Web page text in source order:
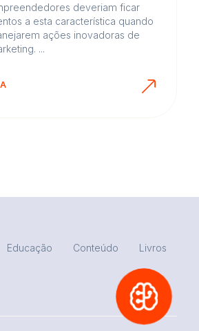
deveriam ficar
a esta característica quando
ações inovadoras de
...
Educação Conteúdo Livros